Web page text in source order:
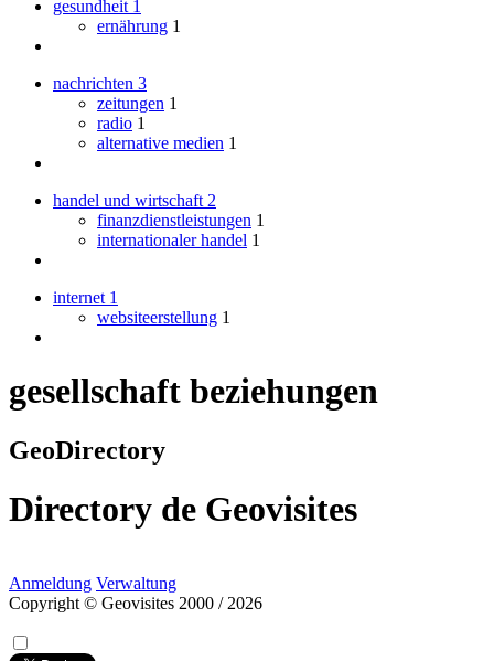
gesundheit 1
ernährung 1
nachrichten 3
zeitungen 1
radio 1
alternative medien 1
handel und wirtschaft 2
finanzdienstleistungen 1
internationaler handel 1
internet 1
websiteerstellung 1
gesellschaft beziehungen
GeoDirectory
Directory de Geovisites
Anmeldung Verwaltung
Copyright © Geovisites 2000 / 2026